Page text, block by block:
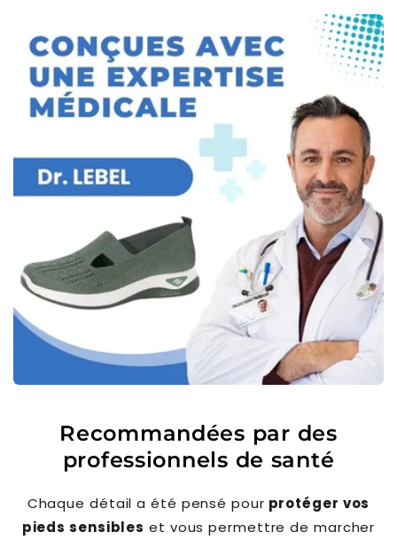
Recommandées par des
professionnels de santé
Chaque détail a été pensé pour protéger vos
pieds sensibles et vous permettre de marcher